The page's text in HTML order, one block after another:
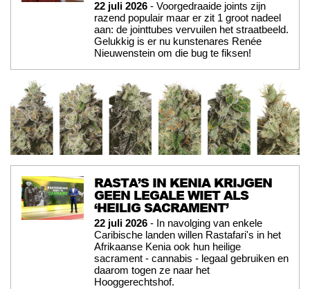
22 juli 2026 - Voorgedraaide joints zijn
razend populair maar er zit 1 groot nadeel
aan: de jointtubes vervuilen het straatbeeld.
Gelukkig is er nu kunstenares Renée
Nieuwenstein om die bug te fiksen!
RASTA’S IN KENIA KRIJGEN
GEEN LEGALE WIET ALS
‘HEILIG SACRAMENT’
22 juli 2026 - In navolging van enkele
Caribische landen willen Rastafari's in het
Afrikaanse Kenia ook hun heilige
sacrament - cannabis - legaal gebruiken en
daarom togen ze naar het
Hooggerechtshof.